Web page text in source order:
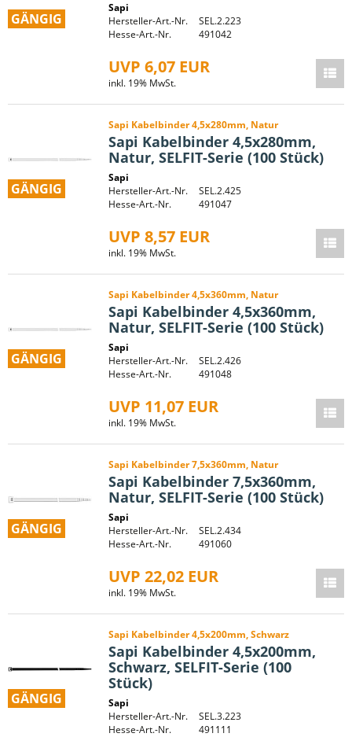
GÄNGIG
Sapi
Hersteller-Art.-Nr.
SEL.2.223
Hesse-Art.-Nr.
491042
UVP 6,07 EUR
inkl. 19% MwSt.
GÄNGIG
Sapi Kabelbinder 4,5x280mm, Natur
Sapi Kabelbinder 4,5x280mm,
Natur, SELFIT-Serie (100 Stück)
Sapi
Hersteller-Art.-Nr.
SEL.2.425
Hesse-Art.-Nr.
491047
UVP 8,57 EUR
inkl. 19% MwSt.
GÄNGIG
Sapi Kabelbinder 4,5x360mm, Natur
Sapi Kabelbinder 4,5x360mm,
Natur, SELFIT-Serie (100 Stück)
Sapi
Hersteller-Art.-Nr.
SEL.2.426
Hesse-Art.-Nr.
491048
UVP 11,07 EUR
inkl. 19% MwSt.
GÄNGIG
Sapi Kabelbinder 7,5x360mm, Natur
Sapi Kabelbinder 7,5x360mm,
Natur, SELFIT-Serie (100 Stück)
Sapi
Hersteller-Art.-Nr.
SEL.2.434
Hesse-Art.-Nr.
491060
UVP 22,02 EUR
inkl. 19% MwSt.
GÄNGIG
Sapi Kabelbinder 4,5x200mm, Schwarz
Sapi Kabelbinder 4,5x200mm,
Schwarz, SELFIT-Serie (100
Stück)
Sapi
Hersteller-Art.-Nr.
SEL.3.223
Hesse-Art.-Nr.
491111